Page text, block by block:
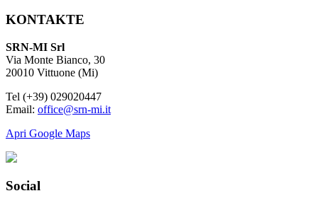
KONTAKTE
SRN-MI Srl
Via Monte Bianco, 30
20010 Vittuone (Mi)
Tel (+39) 029020447
Email: office@srn-mi.it
Apri Google Maps
Social